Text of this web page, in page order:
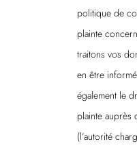
politique de
plainte
traitons vos
en être
également le
plainte auprès
(l’autorité